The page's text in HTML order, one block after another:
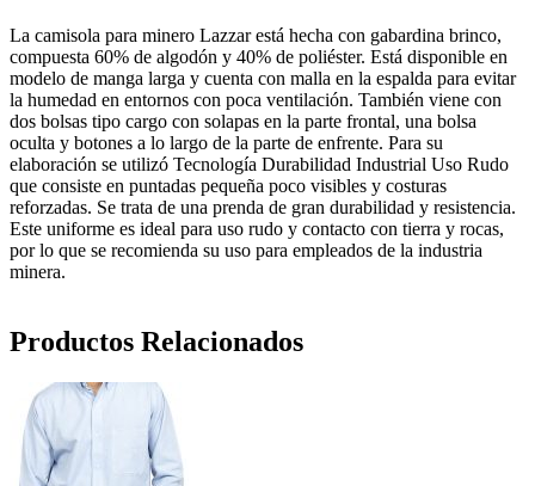
La camisola para minero Lazzar está hecha con gabardina brinco,
compuesta 60% de algodón y 40% de poliéster. Está disponible en
modelo de manga larga y cuenta con malla en la espalda para evitar
la humedad en entornos con poca ventilación. También viene con
dos bolsas tipo cargo con solapas en la parte frontal, una bolsa
oculta y botones a lo largo de la parte de enfrente. Para su
elaboración se utilizó Tecnología Durabilidad Industrial Uso Rudo
que consiste en puntadas pequeña poco visibles y costuras
reforzadas. Se trata de una prenda de gran durabilidad y resistencia.
Este uniforme es ideal para uso rudo y contacto con tierra y rocas,
por lo que se recomienda su uso para empleados de la industria
minera.
Productos Relacionados